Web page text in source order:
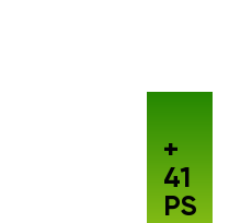
+
41
PS